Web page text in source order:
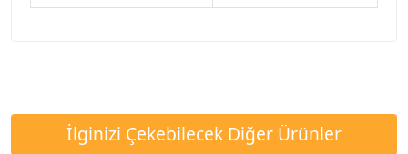
İlginizi Çekebilecek Diğer Ürünler